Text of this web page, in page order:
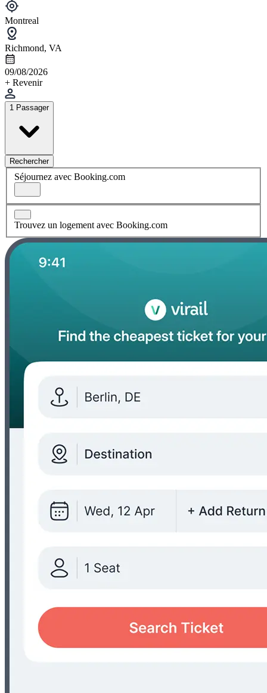
Montreal
Richmond, VA
09/08/2026
+ Revenir
1 Passager
Rechercher
Séjournez avec Booking.com
Trouvez un logement avec Booking.com